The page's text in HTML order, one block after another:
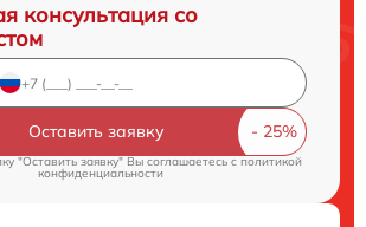
консультация со
Оставить заявку
"Оставить заявку" Вы соглашаетесь cполитикой
конфиденциальности